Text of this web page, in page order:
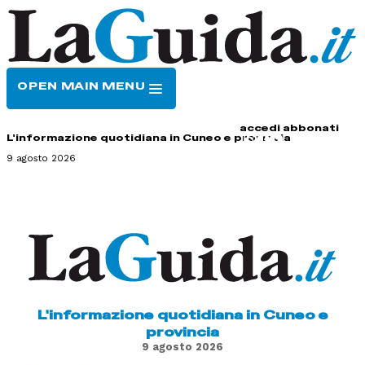
OPEN MAIN MENU
accedi abbonati
L'informazione quotidiana in Cuneo e provincia
9 agosto 2026
L'informazione quotidiana in Cuneo e
provincia
9 agosto 2026